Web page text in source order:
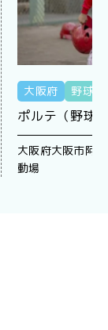
大阪府 野球
ポルテ（野球
大阪府大阪市阿
動場